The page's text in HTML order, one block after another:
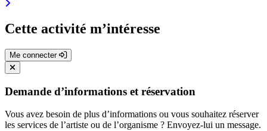
Cette activité m’intéresse
Me connecter
Demande d’informations et réservation
Vous avez besoin de plus d’informations ou vous souhaitez réserver
les services de l’artiste ou de l’organisme ? Envoyez-lui un message.